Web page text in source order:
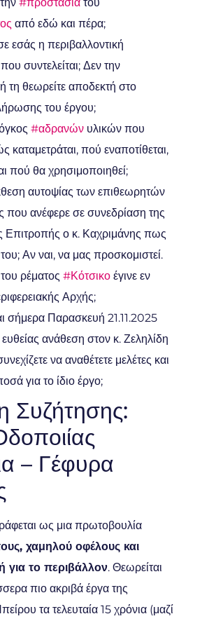
από εδώ και πέρα;
εσάς η περιβαλλοντική
που συντελείται; Δεν την
τη θεωρείτε αποδεκτή στο
του έργου;
#αδρανών υλικών που
καταμετράται, πού εναποτίθεται,
πού θα χρησιμοποιηθεί;
αυτοψίας των επιθεωρητών
που ανέφερε σε συνεδρίαση της
Επιτροπής ο κ. Καχριμάνης πως
του; Αν ναι, να μας προσκομιστεί.
ρέματος #Κότσικο έγινε εν
Αρχής;
σήμερα Παρασκευή 21.11.2025
ανάθεση στον κ. Ζεληλίδη
να αναθέτετε μελέτες και
για το ίδιο έργο;
Συζήτησης:
– Γέφυρα
ως μια πρωτοβουλία
χαμηλού οφέλους και
για το περιβάλλον. Θεωρείται
πιο ακριβά έργα της
τα τελευταία 15 χρόνια (μαζί